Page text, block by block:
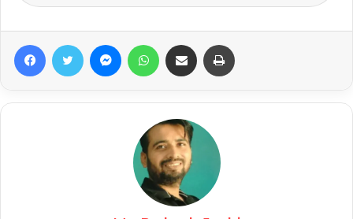
FacebookTwitter MessengerWhatsAppShare via Email